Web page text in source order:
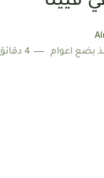
بضع اعوام 4 دقائق للقراءة